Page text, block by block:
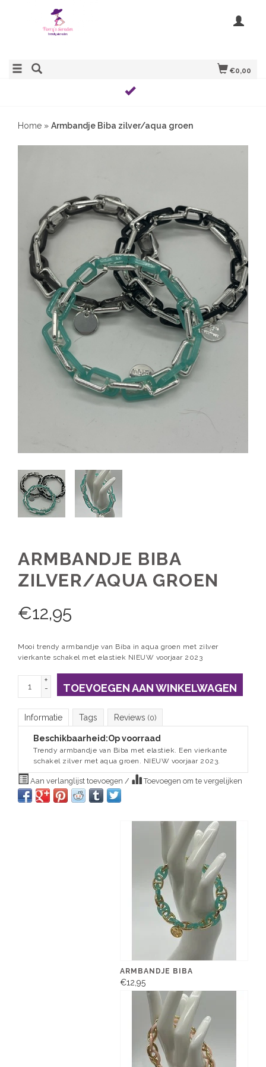
€0,00
Home » Armbandje Biba zilver/aqua groen
ARMBANDJE BIBA
ZILVER/AQUA GROEN
€12,95
Mooi trendy armbandje van Biba in aqua groen met zilver
vierkante schakel met elastiek NIEUW voorjaar 2023
+
-
TOEVOEGEN AAN WINKELWAGEN
Informatie Tags Reviews (0)
Beschikbaarheid:Op voorraad
Trendy armbandje van Biba met elastiek. Een vierkante
schakel zilver met aqua groen. NIEUW voorjaar 2023.
Aan verlanglijst toevoegen / Toevoegen om te vergelijken
ARMBANDJE BIBA
€12,95